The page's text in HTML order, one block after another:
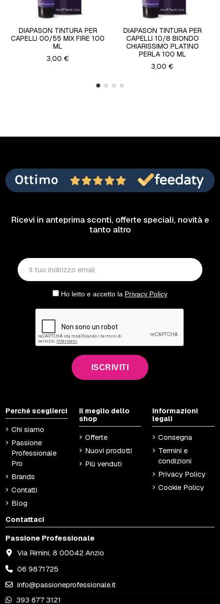
DIAPASON TINTURA PER
CAPELLI 00/55 MIX FIRE 100
ML
3,00 €
DIAPASON TINTURA PER
CAPELLI 10/8 BIONDO
CHIARISSIMO PLATINO
PERLA 100 ML
3,00 €
Ricevi in anteprima sconti, offerte speciali, novità e
tanto altro
Ho letto e accetto la Privacy Policy
ISCRIVITI
Perché sceglierci
Chi siamo
Passione
Professionale
Pro
Brands
Contatti
Blog
Il meglio dello
shop
Offerte
Nuovi prodotti
Più venduti
Informazioni
legali
Consegna
Termini e
condizioni
Privacy Policy
Cookie Policy
Contattaci
Passione Professionale
Via Rimini, 8 00042 Anzio
06 9871725
info@passioneprofessionale.it
393 677 3121